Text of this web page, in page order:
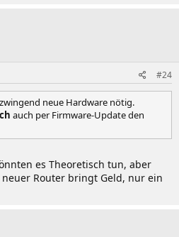
#24
neue Hardware nötig.
auch per Firmware-Update den
es Theoretisch tun, aber
Router bringt Geld, nur ein